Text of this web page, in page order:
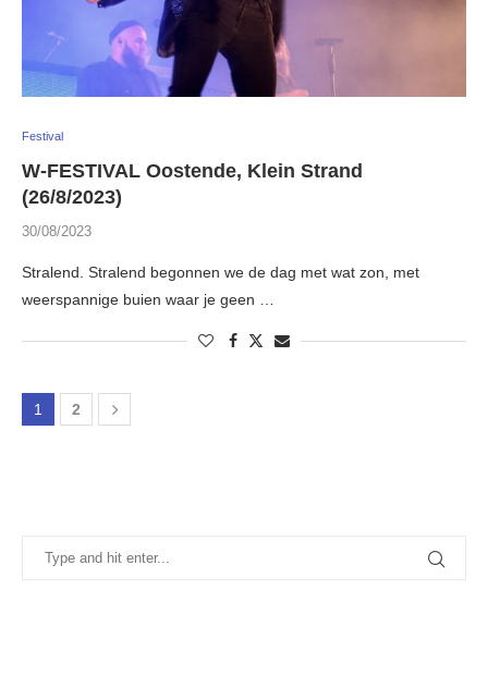
Festival
W-FESTIVAL Oostende, Klein Strand
(26/8/2023)
30/08/2023
Stralend. Stralend begonnen we de dag met wat zon, met
weerspannige buien waar je geen …
1 2